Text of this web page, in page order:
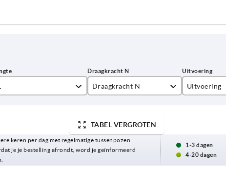
Draagkracht N Uitvoering
greep
TABEL VERGROTEN
keren per dag met regelmatige tussenpozen
je je bestelling afrondt, word je geïnformeerd
1-3 dagen
4-20 dagen